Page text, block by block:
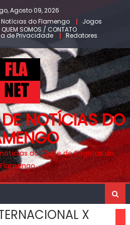
Agosto 09, 2026
Notícias do Flamengo
Jogos
QUEM SOMOS / CONTATO
de Privacidade Redatores
DE NOTÍCIAS DO
do Clube de Regatas do
Flamengo
X